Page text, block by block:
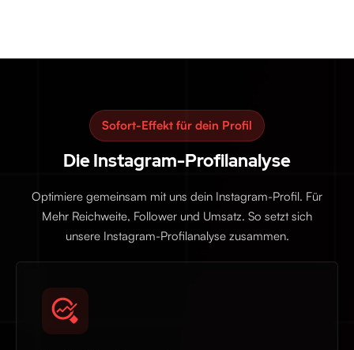
Sofort-Effekt für dein Profil
Die Instagram-Profilanalyse
Optimiere gemeinsam mit uns dein Instagram-Profil. Für
Mehr Reichweite, Follower und Umsatz. So setzt sich
unsere Instagram-Profilanalyse zusammen.